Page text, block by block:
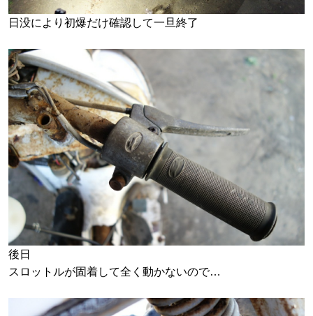
日没により初爆だけ確認して一旦終了
後日
スロットルが固着して全く動かないので…